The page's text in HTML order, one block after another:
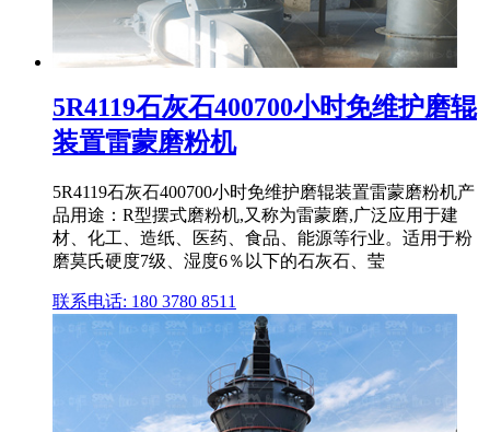
5R4119石灰石400700小时免维护磨辊
装置雷蒙磨粉机
5R4119石灰石400700小时免维护磨辊装置雷蒙磨粉机产
品用途：R型摆式磨粉机,又称为雷蒙磨,广泛应用于建
材、化工、造纸、医药、食品、能源等行业。适用于粉
磨莫氏硬度7级、湿度6％以下的石灰石、莹
联系电话: 180 3780 8511